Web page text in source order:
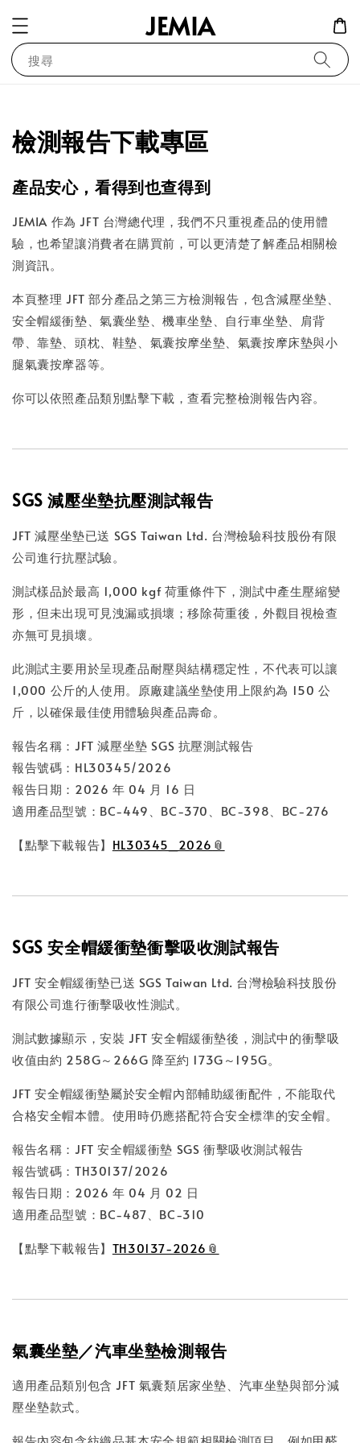
JEMIA
搜尋
檢測報告下載專區
產品安心，看得到也查得到
JEMIA 作為 JFT 台灣總代理，我們不只重視產品的使用體
驗，也希望讓消費者在購買前，可以更清楚了解產品相關檢
測資訊。
本頁整理 JFT 部分產品之第三方檢測報告，包含減壓坐墊、
安全帽緩衝墊、氣囊坐墊、機車坐墊、自行車坐墊、肩背
帶、靠墊、頭枕、鞋墊、氣囊按摩坐墊、氣囊按摩床墊與小
腿氣囊按摩器等。
你可以依照產品類別點擊下載，查看完整檢測報告內容。
SGS 減壓坐墊抗壓測試報告
JFT 減壓坐墊已送 SGS Taiwan Ltd. 台灣檢驗科技股份有限
公司進行抗壓試驗。
測試樣品於最高 1,000 kgf 荷重條件下，測試中產生壓縮變
形，但未出現可見洩漏或損壞；移除荷重後，外觀目視檢查
亦無可見損壞。
此測試主要用於呈現產品耐壓與結構穩定性，不代表可以讓
1,000 公斤的人使用。原廠建議坐墊使用上限約為 150 公
斤，以確保最佳使用體驗與產品壽命。
報告名稱：JFT 減壓坐墊 SGS 抗壓測試報告
報告號碼：HL30345/2026
報告日期：2026 年 04 月 16 日
適用產品型號：BC-449、BC-370、BC-398、BC-276
【點擊下載報告】 HL30345_2026
SGS 安全帽緩衝墊衝擊吸收測試報告
JFT 安全帽緩衝墊已送 SGS Taiwan Ltd. 台灣檢驗科技股份
有限公司進行衝擊吸收性測試。
測試數據顯示，安裝 JFT 安全帽緩衝墊後，測試中的衝擊吸
收值由約 258G～266G 降至約 173G～195G。
JFT 安全帽緩衝墊屬於安全帽內部輔助緩衝配件，不能取代
合格安全帽本體。使用時仍應搭配符合安全標準的安全帽。
報告名稱：JFT 安全帽緩衝墊 SGS 衝擊吸收測試報告
報告號碼：TH30137/2026
報告日期：2026 年 04 月 02 日
適用產品型號：BC-487、BC-310
【點擊下載報告】 TH30137-2026
氣囊坐墊／汽車坐墊檢測報告
適用產品類別包含 JFT 氣囊類居家坐墊、汽車坐墊與部分減
壓坐墊款式。